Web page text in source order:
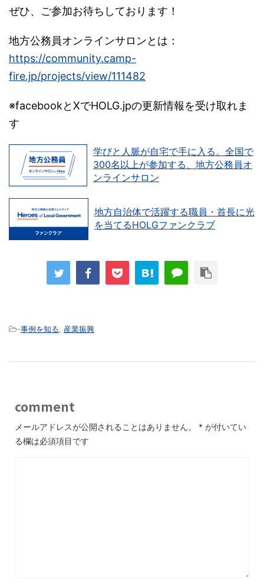
ぜひ、ご参加お待ちしております！
地方公務員オンラインサロンとは：
https://community.camp-
fire.jp/projects/view/111482
※facebookとXでHOLG.jpの更新情報を受け取れま
す
学びと人脈が自宅で手に入る。全国で
300名以上が参加する、地方公務員オ
ンラインサロン
地方自治体で活躍する職員・首長に光
を当てるHOLGファンクラブ
-事例を知る 産業振興
comment
メールアドレスが公開されることはありません。 * が付いてい
る欄は必須項目です